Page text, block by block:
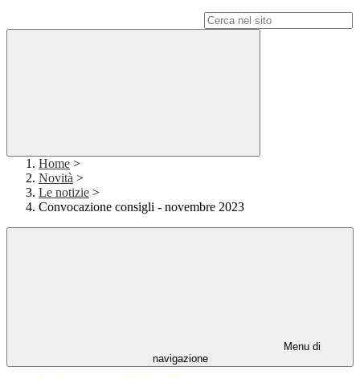
Home >
Novità >
Le notizie >
Convocazione consigli - novembre 2023
Menu di
navigazione